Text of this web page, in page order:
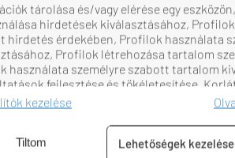
tárolása és/vagy elérése egy
hirdetések kiválasztásához,
hirdetés érdekében, Profilok használata
Profilok létrehozása tartalom
használata személyre szabott tartalom
fejlesztése és tökéletesítése,
tartalom kiválasztásához.
kezelése
Tiltom Lehetőségek kezelése